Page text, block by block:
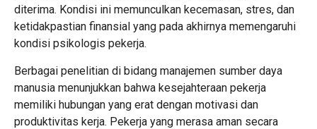
diterima. Kondisi ini memunculkan kecemasan, stres, dan
ketidakpastian finansial yang pada akhirnya memengaruhi
kondisi psikologis pekerja.
Berbagai penelitian di bidang manajemen sumber daya
manusia menunjukkan bahwa kesejahteraan pekerja
memiliki hubungan yang erat dengan motivasi dan
produktivitas kerja. Pekerja yang merasa aman secara